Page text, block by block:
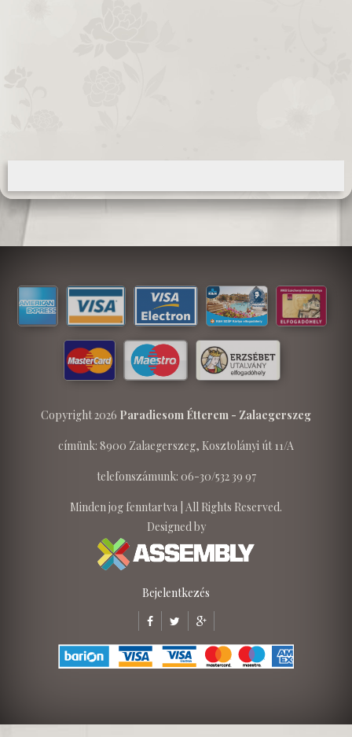
Copyright 2026 Paradicsom Étterem - Zalaegerszeg
címünk: 8900 Zalaegerszeg, Kosztolányi út 11/A
telefonszámunk: 06-30/532 39 97
Minden jog fenntartva | All Rights Reserved.
Designed by
Bejelentkezés